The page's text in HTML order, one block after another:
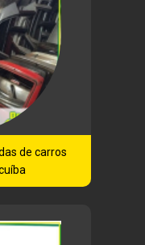
de carros